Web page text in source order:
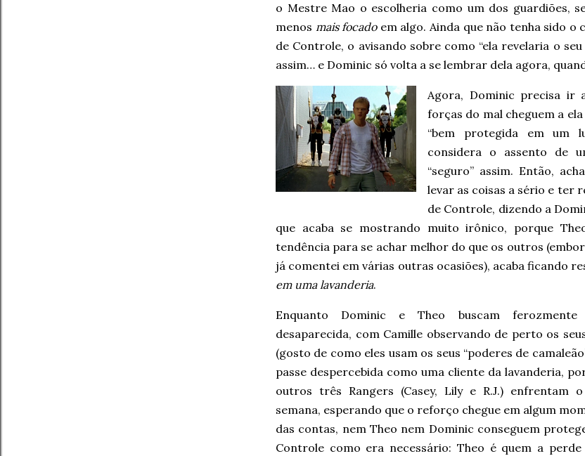
o Mestre Mao o escolheria como um dos guardiões,
menos mais focadoem algo. Ainda que não tenha sido o
de Controle, o avisando sobre como “ela revelaria o
assim… e Dominic só volta a se lembrar dela agora,
Agora, Dominic precisa ir
forças do mal cheguem a
“bem protegida em um
considera o assento de
“seguro” assim. Então,
levar as coisas a sério e ter
de Controle, dizendo a
que acaba se mostrando muito irônico, porque
tendência para se achar melhor do que os outros
já comentei em várias outras ocasiões), acaba ficando
em uma lavanderia.
Enquanto Dominic e Theo buscam ferozmente
desaparecida, com Camille observando de perto os
(gosto de como eles usam os seus “poderes de
passe despercebida como uma cliente da lavanderia,
outros três Rangers (Casey, Lily e R.J.) enfrentam
semana, esperando que o reforço chegue em algum
das contas, nem Theo nem Dominic conseguem
Controle como era necessário: Theo é quem a